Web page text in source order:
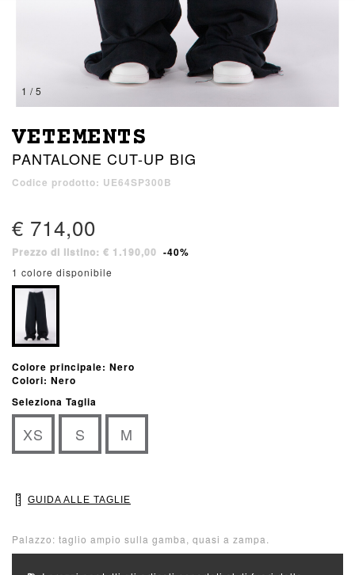
1 / 5
VETEMENTS
PANTALONE CUT-UP BIG
Codice prodotto: UE64SP300B
€ 714,00
Prezzo di listino: € 1.190,00 -40%
1 colore disponibile
Colore principale: Nero
Colori: Nero
Seleziona Taglia
XS S M
GUIDA ALLE TAGLIE
Palazzo: taglio ampio sulla gamba, quasi a zampa.